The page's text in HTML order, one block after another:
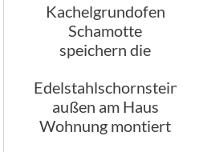
Kachelgrundofen
Schamotte
speichern die
Speichermasseofen
Edelstahlschornstein
außen am Haus
Wohnung montiert